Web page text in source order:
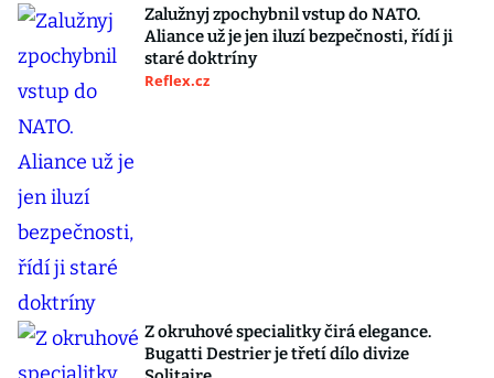
Zalužnyj zpochybnil vstup do NATO.
Aliance už je jen iluzí bezpečnosti, řídí ji
staré doktríny
Reflex.cz
Z okruhové specialitky čirá elegance.
Bugatti Destrier je třetí dílo divize